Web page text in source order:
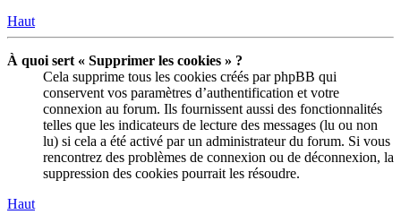
Haut
À quoi sert « Supprimer les cookies » ?
Cela supprime tous les cookies créés par phpBB qui
conservent vos paramètres d’authentification et votre
connexion au forum. Ils fournissent aussi des fonctionnalités
telles que les indicateurs de lecture des messages (lu ou non
lu) si cela a été activé par un administrateur du forum. Si vous
rencontrez des problèmes de connexion ou de déconnexion, la
suppression des cookies pourrait les résoudre.
Haut